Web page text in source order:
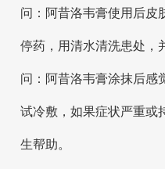
问：阿昔洛韦膏使用后皮
停药，用清水清洗患处，
问：阿昔洛韦膏涂抹后感
试冷敷，如果症状严重或
生帮助。